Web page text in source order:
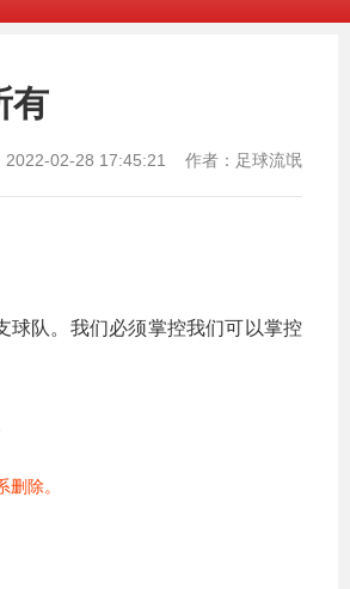
有
2022-02-28 17:45:21 作者：足球流氓
球队。我们必须掌控我们可以掌控
除。